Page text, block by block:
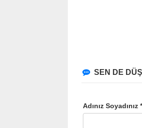
SEN DE
Adınız Soyadınız *